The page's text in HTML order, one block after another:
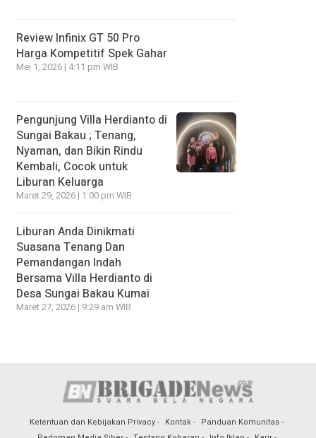
Review Infinix GT 50 Pro
Harga Kompetitif Spek Gahar
Mei 1, 2026 | 4:11 pm WIB
Pengunjung Villa Herdianto di
Sungai Bakau ; Tenang,
Nyaman, dan Bikin Rindu
Kembali, Cocok untuk
Liburan Keluarga
Maret 29, 2026 | 1:00 pm WIB
Liburan Anda Dinikmati
Suasana Tenang Dan
Pemandangan Indah
Bersama Villa Herdianto di
Desa Sungai Bakau Kumai
Maret 27, 2026 | 9:29 am WIB
Ketentuan dan Kebijakan Privacy Kontak
Panduan Komunitas